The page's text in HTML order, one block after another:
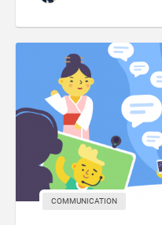
COMMUNICATION